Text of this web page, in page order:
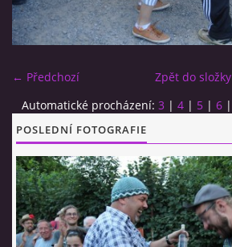
VIDLÁCKÝ VÍCEBOJ 2020 - VIDEO
CO SI U NÁS DÁTE?
STUDENÁ KUCHYNĚ
FOTOALBUM
CESTA KOLEM SVĚTA 2014 - VIDEO
← Předchozí
Zpět do složky
Automatické procházení: 3 | 4 | 5 | 6 |
POSLEDNÍ FOTOGRAFIE